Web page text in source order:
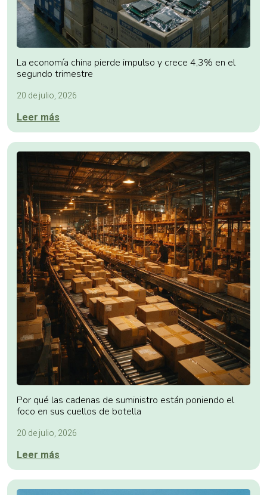
La economía china pierde impulso y crece 4,3% en el
segundo trimestre
20 de julio, 2026
Leer más
Por qué las cadenas de suministro están poniendo el
foco en sus cuellos de botella
20 de julio, 2026
Leer más